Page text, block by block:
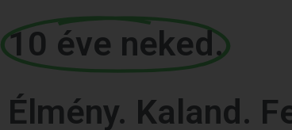
10 éve neked.
Élmény. Kaland.